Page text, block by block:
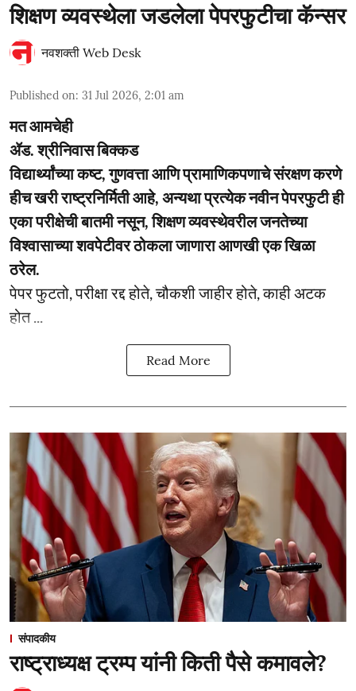
शिक्षण व्यवस्थेला जडलेला पेपरफुटीचा कॅन्सर
नवशक्ती Web Desk
Published on: 31 Jul 2026, 2:01 am
मत आमचेही
ॲड. श्रीनिवास बिक्कड
विद्यार्थ्यांच्या कष्ट, गुणवत्ता आणि प्रामाणिकपणाचे संरक्षण करणे
हीच खरी राष्ट्रनिर्मिती आहे, अन्यथा प्रत्येक नवीन पेपरफुटी ही
एका परीक्षेची बातमी नसून, शिक्षण व्यवस्थेवरील जनतेच्या
विश्वासाच्या शवपेटीवर ठोकला जाणारा आणखी एक खिळा
ठरेल.
पेपर फुटतो, परीक्षा रद्द होते, चौकशी जाहीर होते, काही अटक
होत ...
Read More
संपादकीय
राष्ट्राध्यक्ष ट्रम्प यांनी किती पैसे कमावले?